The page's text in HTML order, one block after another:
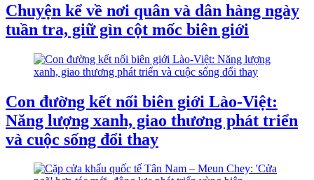
Chuyện kể về nơi quân và dân hàng ngày
tuần tra, giữ gìn cột mốc biên giới
Con đường kết nối biên giới Lào-Việt:
Năng lượng xanh, giao thương phát triển
và cuộc sống đổi thay